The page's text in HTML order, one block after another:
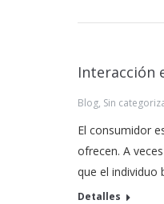
Interacción
Blog, Sin
El consumidor
ofrecen. A
que el individuo
Detalles